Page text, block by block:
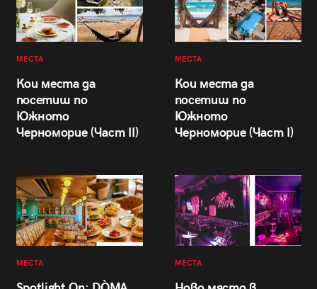
МЕСТА
Кои места да
посетиш по
Южното
Черноморие (Част II)
МЕСТА
Кои места да
посетиш по
Южното
Черноморие (Част I)
МЕСТА МЕСТА